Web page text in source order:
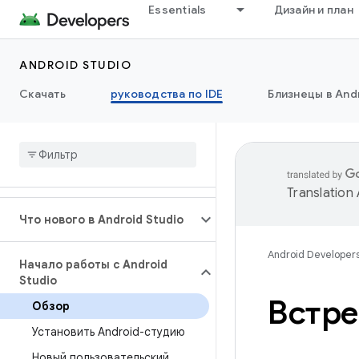
Essentials Дизайн и план
ANDROID STUDIO
Скачать
руководства по IDE Близнецы в
Что нового в Android Studio
Начало работы с Android
Studio
Обзор
Установить Android-студию
Translation
Android